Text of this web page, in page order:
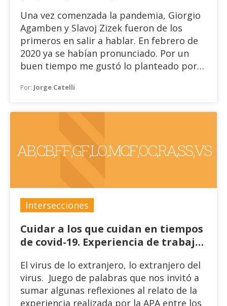
Una vez comenzada la pandemia, Giorgio
Agamben y Slavoj Zizek fueron de los
primeros en salir a hablar. En febrero de
2020 ya se habían pronunciado. Por un
buen tiempo me gustó lo planteado por
cierta sospecha. Creo que comenzó
apuesta con un tema que me es
perspectivas, en particular, la de la
“abolición del prójimo”; ese sintagma
tenía un cierto encanto respecto de la
lazo social, en relación con las
deliberaciones.
Por: Jorge Catelli
A B , C B , F F , G F , L O , M C F , O C , R A , S S , V S
Intersecciones
Cuidar a los que cuidan en tiempos
de covid-19. Experiencia de trabajo
geriátrica y de rehabilitación -
Intersecciones en Salud Mental
El virus de lo extranjero, lo extranjero del
virus. Juego de palabras que nos invitó a
sumar algunas reflexiones al relato de la
experiencia realizada por la APA entre los